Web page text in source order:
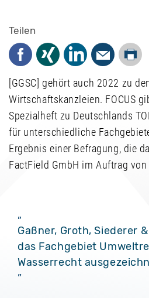
Teilen
Facebook
Xing LinkedInMail
[GGSC] gehört auch 2022 zu
Wirtschaftskanzleien. FOCUS
Spezialheft zu Deutschlands
für unterschiedliche
Ergebnis einer Befragung, die
FactField GmbH im Auftrag
Gaßner, Groth, Siederer
das Fachgebiet
Wasserrecht